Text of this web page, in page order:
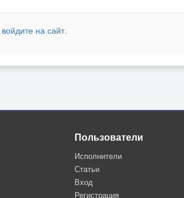
войдите на сайт.
Пользователи
Исполнители
Статьи
Вход
Регистрация